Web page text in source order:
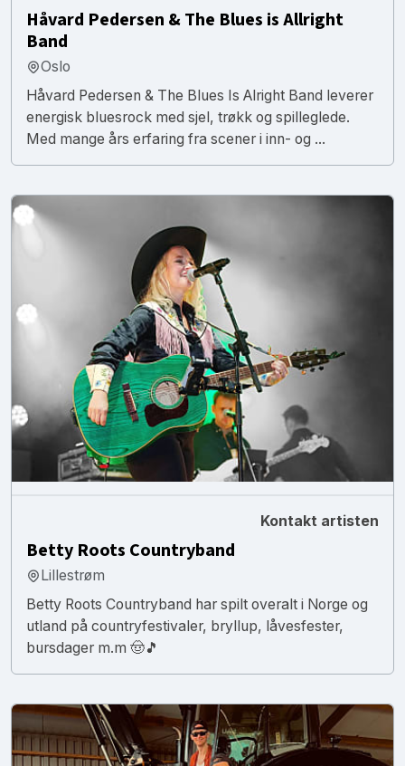
Håvard Pedersen & The Blues is Allright
Band
Oslo
Håvard Pedersen & The Blues Is Alright Band leverer
energisk bluesrock med sjel, trøkk og spilleglede.
Med mange års erfaring fra scener i inn- og ...
Kontakt artisten
Betty Roots Countryband
Lillestrøm
Betty Roots Countryband har spilt overalt i Norge og
utland på countryfestivaler, bryllup, låvesfester,
bursdager m.m 🤠🎵